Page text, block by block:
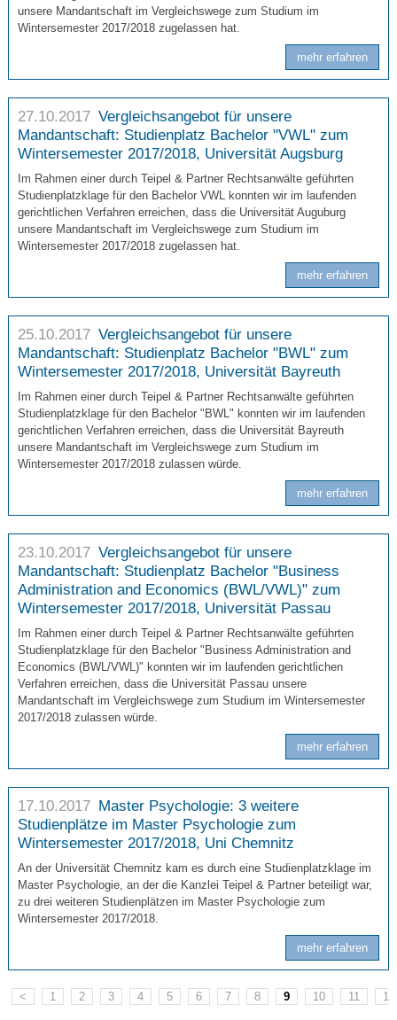
unsere Mandantschaft im Vergleichswege zum Studium im
Wintersemester 2017/2018 zugelassen hat.
mehr erfahren
27.10.2017 Vergleichsangebot für unsere
Mandantschaft: Studienplatz Bachelor "VWL" zum
Wintersemester 2017/2018, Universität Augsburg
Im Rahmen einer durch Teipel & Partner Rechtsanwälte geführten
Studienplatzklage für den Bachelor VWL konnten wir im laufenden
gerichtlichen Verfahren erreichen, dass die Universität Auguburg
unsere Mandantschaft im Vergleichswege zum Studium im
Wintersemester 2017/2018 zugelassen hat.
mehr erfahren
25.10.2017 Vergleichsangebot für unsere
Mandantschaft: Studienplatz Bachelor "BWL" zum
Wintersemester 2017/2018, Universität Bayreuth
Im Rahmen einer durch Teipel & Partner Rechtsanwälte geführten
Studienplatzklage für den Bachelor "BWL" konnten wir im laufenden
gerichtlichen Verfahren erreichen, dass die Universität Bayreuth
unsere Mandantschaft im Vergleichswege zum Studium im
Wintersemester 2017/2018 zulassen würde.
mehr erfahren
23.10.2017 Vergleichsangebot für unsere
Mandantschaft: Studienplatz Bachelor "Business
Administration and Economics (BWL/VWL)" zum
Wintersemester 2017/2018, Universität Passau
Im Rahmen einer durch Teipel & Partner Rechtsanwälte geführten
Studienplatzklage für den Bachelor "Business Administration and
Economics (BWL/VWL)" konnten wir im laufenden gerichtlichen
Verfahren erreichen, dass die Universität Passau unsere
Mandantschaft im Vergleichswege zum Studium im Wintersemester
2017/2018 zulassen würde.
mehr erfahren
17.10.2017 Master Psychologie: 3 weitere
Studienplätze im Master Psychologie zum
Wintersemester 2017/2018, Uni Chemnitz
An der Universität Chemnitz kam es durch eine Studienplatzklage im
Master Psychologie, an der die Kanzlei Teipel & Partner beteiligt war,
zu drei weiteren Studienplätzen im Master Psychologie zum
Wintersemester 2017/2018.
mehr erfahren
< 1 2 3 4 5 6 7 8 9 10 11 12